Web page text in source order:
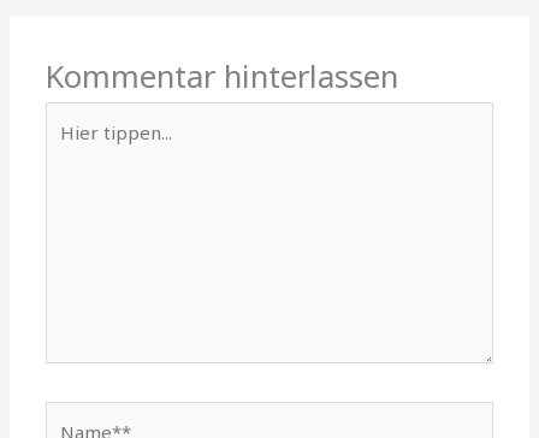
Kommentar hinterlassen
tippen...